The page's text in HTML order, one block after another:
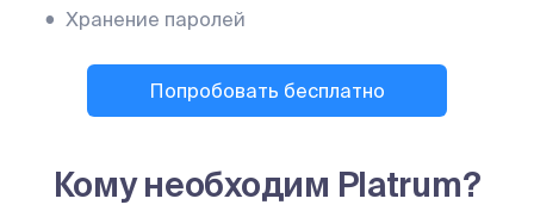
Хранение паролей
Попробовать бесплатно
Кому необходим Platrum?